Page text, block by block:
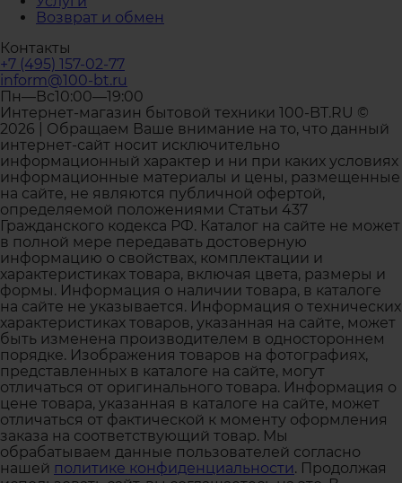
Возврат и обмен
Контакты
+7 (495) 157-02-77
inform@100-bt.ru
Пн—Вс10:00—19:00
Интернет-магазин бытовой техники 100-BT.RU ©
2026 | Обращаем Ваше внимание на то, что данный
интернет-сайт носит исключительно
информационный характер и ни при каких условиях
информационные материалы и цены, размещенные
на сайте, не являются публичной офертой,
определяемой положениями Статьи 437
Гражданского кодекса РФ. Каталог на сайте не может
в полной мере передавать достоверную
информацию о свойствах, комплектации и
характеристиках товара, включая цвета, размеры и
формы. Информация о наличии товара, в каталоге
на сайте не указывается. Информация о технических
характеристиках товаров, указанная на сайте, может
быть изменена производителем в одностороннем
порядке. Изображения товаров на фотографиях,
представленных в каталоге на сайте, могут
отличаться от оригинального товара. Информация о
цене товара, указанная в каталоге на сайте, может
отличаться от фактической к моменту оформления
заказа на соответствующий товар. Мы
обрабатываем данные пользователей согласно
нашей политике конфиденциальности. Продолжая